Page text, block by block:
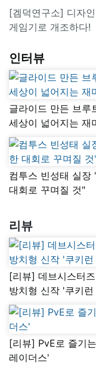
[겜덕연구소] 디자
게임기로 개조하다!
인터뷰
글라이드 만든 브루
세상이 넓어지는 재
컴투스 빈성태 실장
대회로 꾸며질 것"
리뷰
[리뷰] 데브시스터
방치형 신작 '쿠키
[리뷰] PvE로 즐기
레이더스'